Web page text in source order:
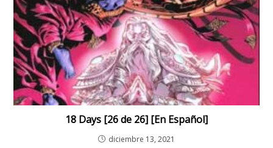
18 Days [26 de 26] [En Español]
diciembre 13, 2021